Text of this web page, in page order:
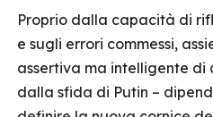
Proprio dalla capacità di
e sugli errori commessi,
assertiva ma intelligente di
dalla sfida di Putin –